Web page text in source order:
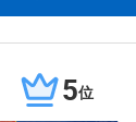
5位